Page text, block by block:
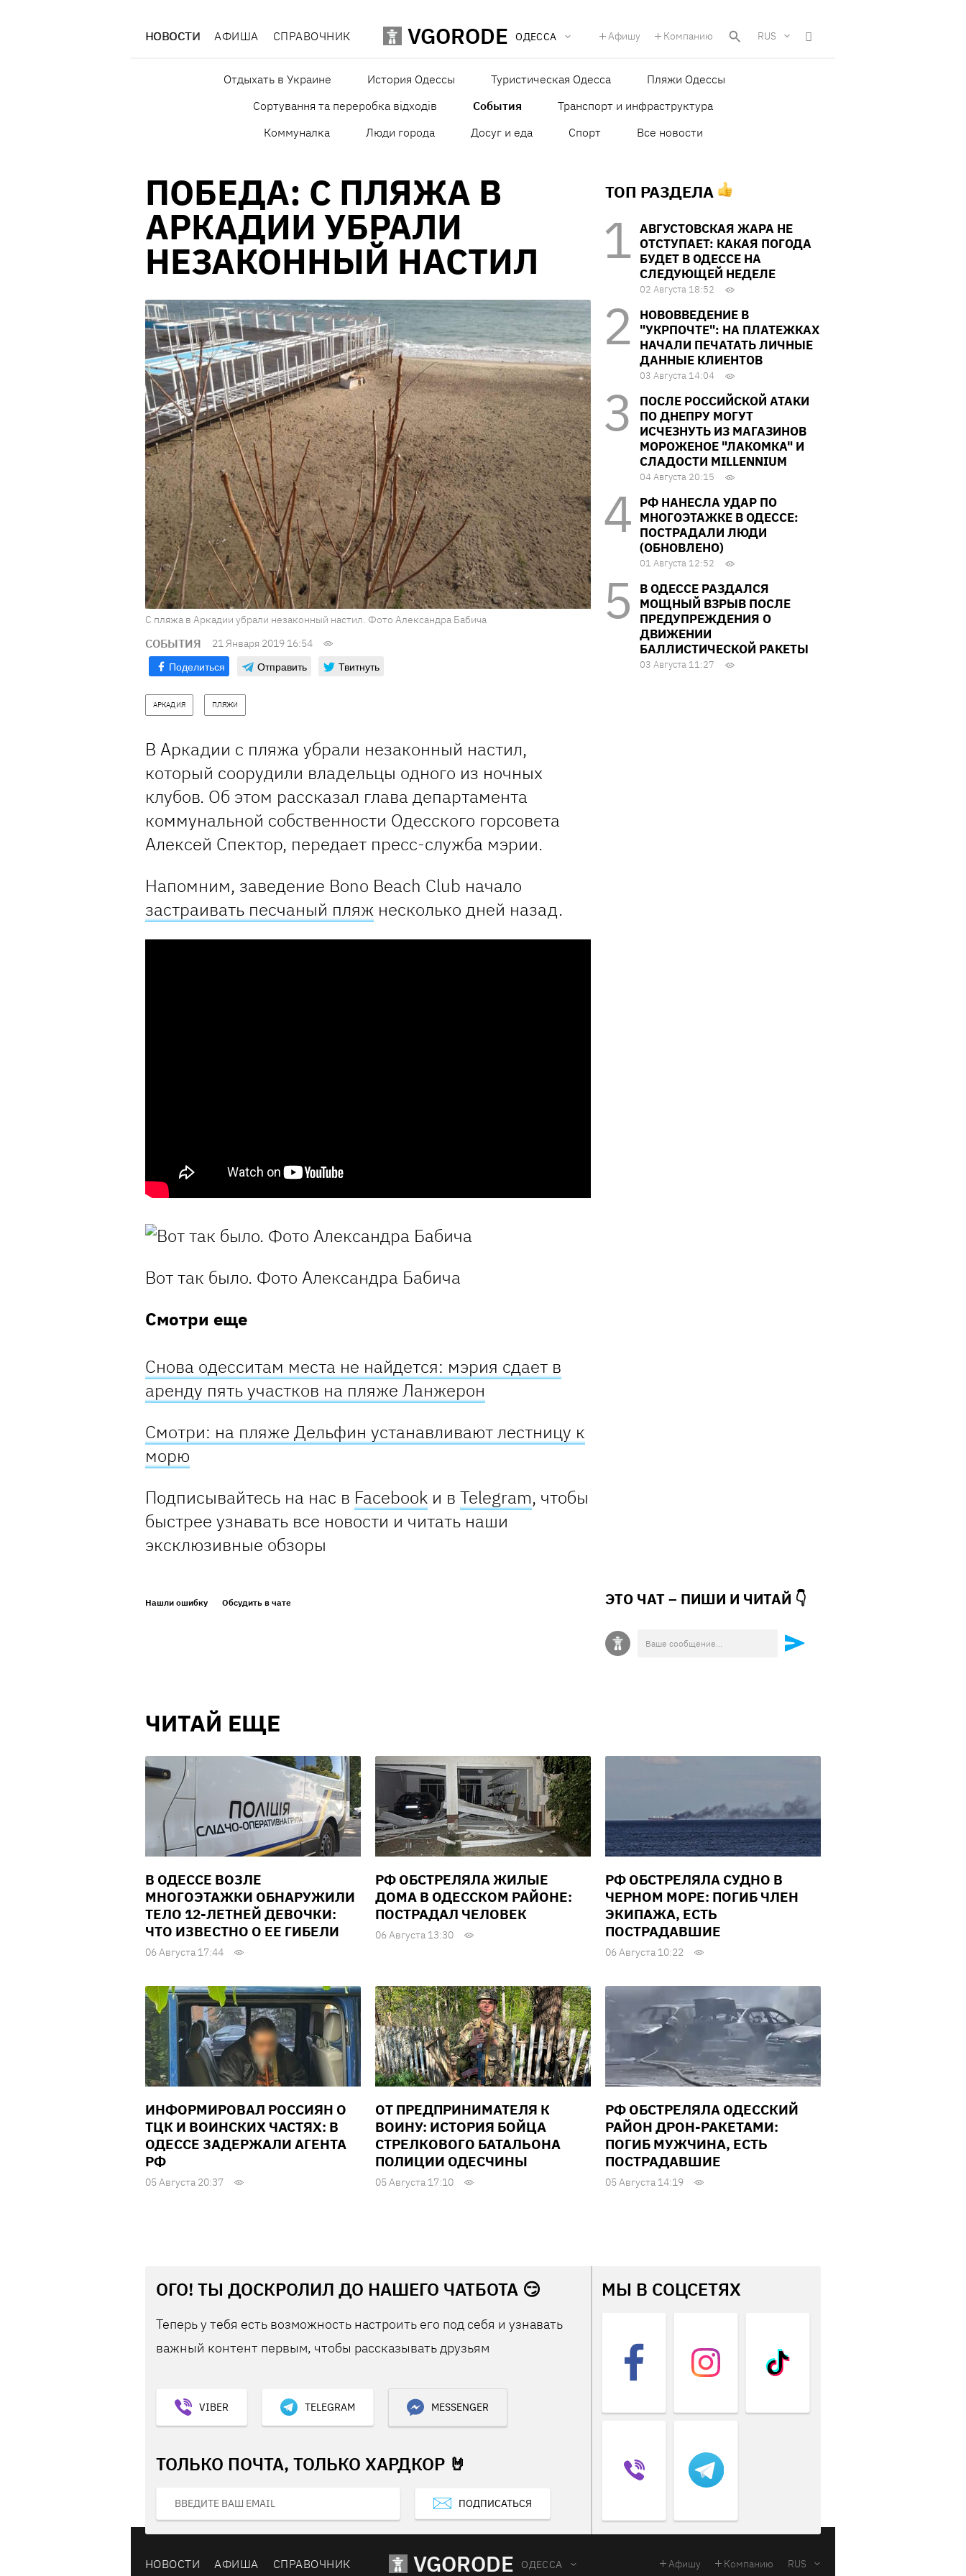
НОВОСТИ АФИША СПРАВОЧНИК VGORODE ОДЕССА Афишу Компанию RUS
Отдыхать в Украине История Одессы Туристическая Одесса
Пляжи Одессы
Сортування та переробка відходів
События
Транспорт и инфраструктура
Коммуналка
Люди города Досуг и еда Спорт Все новости
ПОБЕДА: С ПЛЯЖА В
АРКАДИИ УБРАЛИ
НЕЗАКОННЫЙ НАСТИЛ
С пляжа в Аркадии убрали незаконный настил. Фото Александра Бабича
СОБЫТИЯ 21 Января 2019 16:54
Поделиться Отправить Твитнуть
АРКАДИЯ ПЛЯЖИ
В Аркадии с пляжа убрали незаконный настил,
который соорудили владельцы одного из ночных
клубов. Об этом рассказал глава департамента
коммунальной собственности Одесского горсовета
Алексей Спектор, передает пресс-служба мэрии.
Напомним, заведение Bono Beach Club начало
застраивать песчаный пляж несколько дней назад.
Вот так было. Фото Александра Бабича
Смотри еще
Снова одесситам места не найдется: мэрия сдает в
аренду пять участков на пляже Ланжерон
Смотри: на пляже Дельфин устанавливают лестницу к
морю
Подписывайтесь на нас в Facebook и в Telegram, чтобы
быстрее узнавать все новости и читать наши
эксклюзивные обзоры
Нашли ошибку Обсудить в чате
ТОП РАЗДЕЛА
АВГУСТОВСКАЯ ЖАРА НЕ
ОТСТУПАЕТ: КАКАЯ ПОГОДА
БУДЕТ В ОДЕССЕ НА
СЛЕДУЮЩЕЙ НЕДЕЛЕ
02 Августа 18:52
НОВОВВЕДЕНИЕ В
"УКРПОЧТЕ": НА ПЛАТЕЖКАХ
НАЧАЛИ ПЕЧАТАТЬ ЛИЧНЫЕ
ДАННЫЕ КЛИЕНТОВ
03 Августа 14:04
ПОСЛЕ РОССИЙСКОЙ АТАКИ
ПО ДНЕПРУ МОГУТ
ИСЧЕЗНУТЬ ИЗ МАГАЗИНОВ
МОРОЖЕНОЕ "ЛАКОМКА" И
СЛАДОСТИ MILLENNIUM
04 Августа 20:15
РФ НАНЕСЛА УДАР ПО
МНОГОЭТАЖКЕ В ОДЕССЕ:
ПОСТРАДАЛИ ЛЮДИ
(ОБНОВЛЕНО)
01 Августа 12:52
В ОДЕССЕ РАЗДАЛСЯ
МОЩНЫЙ ВЗРЫВ ПОСЛЕ
ПРЕДУПРЕЖДЕНИЯ О
ДВИЖЕНИИ
БАЛЛИСТИЧЕСКОЙ РАКЕТЫ
03 Августа 11:27
ЭТО ЧАТ – ПИШИ И ЧИТАЙ 👇
ЧИТАЙ ЕЩЕ
В ОДЕССЕ ВОЗЛЕ
МНОГОЭТАЖКИ ОБНАРУЖИЛИ
ТЕЛО 12-ЛЕТНЕЙ ДЕВОЧКИ:
ЧТО ИЗВЕСТНО О ЕЕ ГИБЕЛИ
06 Августа 17:44
РФ ОБСТРЕЛЯЛА ЖИЛЫЕ
ДОМА В ОДЕССКОМ РАЙОНЕ:
ПОСТРАДАЛ ЧЕЛОВЕК
06 Августа 13:30
РФ ОБСТРЕЛЯЛА СУДНО В
ЧЕРНОМ МОРЕ: ПОГИБ ЧЛЕН
ЭКИПАЖА, ЕСТЬ
ПОСТРАДАВШИЕ
06 Августа 10:22
ИНФОРМИРОВАЛ РОССИЯН О
ТЦК И ВОИНСКИХ ЧАСТЯХ: В
ОДЕССЕ ЗАДЕРЖАЛИ АГЕНТА
РФ
05 Августа 20:37
ОТ ПРЕДПРИНИМАТЕЛЯ К
ВОИНУ: ИСТОРИЯ БОЙЦА
СТРЕЛКОВОГО БАТАЛЬОНА
ПОЛИЦИИ ОДЕСЧИНЫ
05 Августа 17:10
РФ ОБСТРЕЛЯЛА ОДЕССКИЙ
РАЙОН ДРОН-РАКЕТАМИ:
ПОГИБ МУЖЧИНА, ЕСТЬ
ПОСТРАДАВШИЕ
05 Августа 14:19
ОГО! ТЫ ДОСКРОЛИЛ ДО НАШЕГО ЧАТБОТА 😏
Теперь у тебя есть возможность настроить его под себя и узнавать
важный контент первым, чтобы рассказывать друзьям
VIBER TELEGRAM MESSENGER
ТОЛЬКО ПОЧТА, ТОЛЬКО ХАРДКОР 🤘
ПОДПИСАТЬСЯ
МЫ В СОЦСЕТЯХ
НОВОСТИ АФИША СПРАВОЧНИК VGORODE ОДЕССА Афишу Компанию RUS